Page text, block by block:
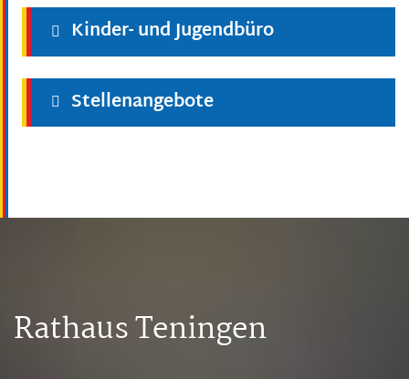
Kinder- und Jugendbüro
Stellenangebote
Rathaus Teningen